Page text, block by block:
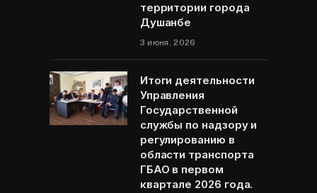
территории города
Душанбе
3 июня, 2026
Итоги деятельности
Управления
Государственной
службы по надзору и
регулированию в
области транспорта
ГБАО в первом
квартале 2026 года.